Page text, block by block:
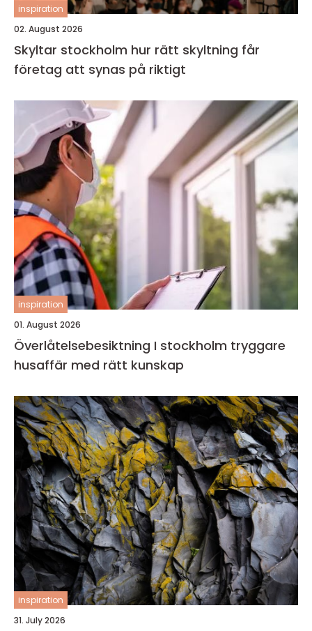
inspiration
02. August 2026
Skyltar stockholm hur rätt skyltning får
företag att synas på riktigt
inspiration
01. August 2026
Överlåtelsebesiktning I stockholm tryggare
husaffär med rätt kunskap
inspiration
31. July 2026